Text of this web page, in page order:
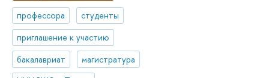
профессора
студенты
приглашение к участию
бакалавриат
магистратура